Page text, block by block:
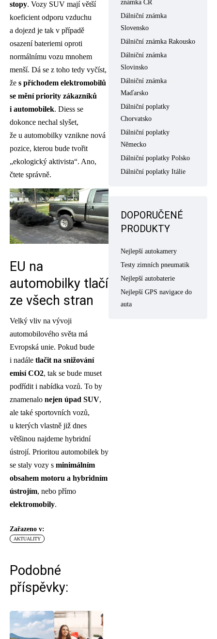
stopy. Vozy SUV mají větší
koeficient odporu vzduchu
a dojezd je tak v případě
osazení bateriemi oproti
normálnímu vozu mnohem
menší. Dá se z toho tedy vyčíst,
že s příchodem elektromobilů
se mění priority zákazníků
i automobilek. Diess se
dokonce nechal slyšet,
že u automobilky vznikne nová
pozice, kterou bude tvořit
„ekologický aktivista“. Ano,
čtete správně.
EU na
automobilky tlačí
ze všech stran
Velký vliv na vývoji
automobilového světa má
Evropská unie. Pokud bude
i nadále tlačit na snižování
emisí CO2, tak se bude muset
podřídit i nabídka vozů. To by
znamenalo nejen úpad SUV,
ale také sportovních vozů,
u kterých vlastně již dnes
většinou najdeme hybridní
ústrojí. Prioritou automobilek by
se staly vozy s minimálním
obsahem motoru a hybridním
ústrojím, nebo přímo
elektromobily.
Zařazeno v:
AKTUALITY
Podobné
příspěvky:
známka ČR
Dálniční známka
Slovensko
Dálniční známka Rakousko
Dálniční známka
Slovinsko
Dálniční známka
Maďarsko
Dálniční poplatky
Chorvatsko
Dálniční poplatky
Německo
Dálniční poplatky Polsko
Dálniční poplatky Itálie
DOPORUČENÉ
PRODUKTY
Nejlepší autokamery
Testy zimních pneumatik
Nejlepší autobaterie
Nejlepší GPS navigace do
auta